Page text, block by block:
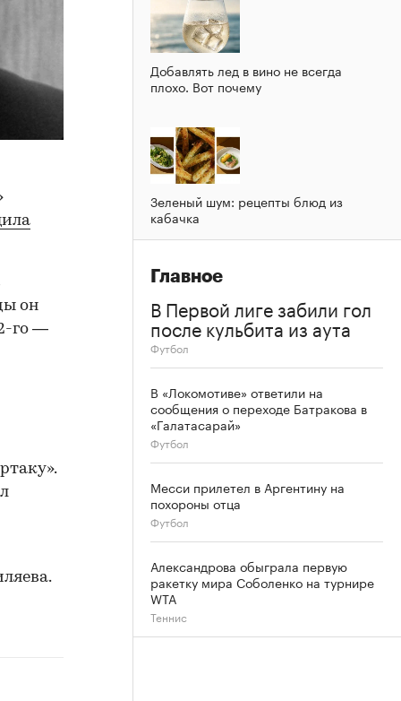
он
го —
Добавлять лед в вино не всегда
плохо. Вот почему
Зеленый шум: рецепты блюд из
кабачка
Главное
В Первой лиге забили гол
после кульбита из аута
Футбол
В «Локомотиве» ответили на
сообщения о переходе Батракова в
«Галатасарай»
Футбол
Месси прилетел в Аргентину на
похороны отца
Футбол
Александрова обыграла первую
ракетку мира Соболенко на турнире
WTA
Теннис